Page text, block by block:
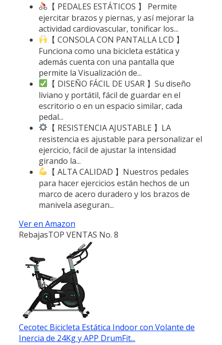
【 PEDALES ESTÁTICOS 】 Permite
ejercitar brazos y piernas, y así mejorar la
actividad cardiovascular, tonificar los...
【 CONSOLA CON PANTALLA LCD 】
Funciona como una bicicleta estática y
además cuenta con una pantalla que
permite la Visualización de...
【 DISEÑO FÁCIL DE USAR 】Su diseño
liviano y portátil, fácil de guardar en el
escritorio o en un espacio similar, cada
pedal...
【 RESISTENCIA AJUSTABLE 】LA
resistencia es ajustable para personalizar el
ejercicio, fácil de ajustar la intensidad
girando la...
【 ALTA CALIDAD 】Nuestros pedales
para hacer ejercicios están hechos de un
marco de acero duradero y los brazos de
manivela aseguran...
Ver en Amazon
RebajasTOP VENTAS No. 8
Cecotec Bicicleta Estática Indoor con Volante de
Inercia de 24Kg y APP DrumFit...